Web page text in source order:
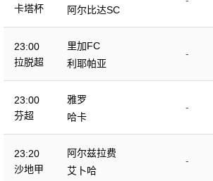
卡塔杯
阿尔比达SC
23:00
拉脱超
里加FC
-
利耶帕亚
23:00
芬超
雅罗
-
哈卡
23:20
沙地甲
阿尔兹拉费
-
艾卜哈